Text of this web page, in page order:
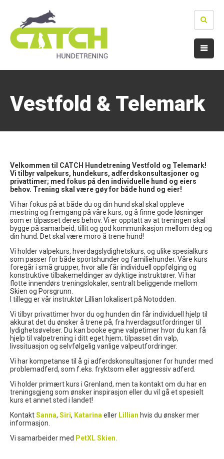
Vestfold & Telemark
Velkommen til CATCH Hundetrening Vestfold og Telemark!
Vi tilbyr valpekurs, hundekurs, adferdskonsultasjoner og
privattimer; med fokus på den individuelle hund og eiers
behov. Trening skal være gøy for både hund og eier!
Vi har fokus på at både du og din hund skal skal oppleve
mestring og fremgang på våre kurs, og å finne gode løsninger
som er tilpasset deres behov. Vi er opptatt av at treningen skal
bygge på samarbeid, tillit og god kommunikasjon mellom deg og
din hund. Det skal være moro å trene hund!
Vi holder valpekurs, hverdagslydighetskurs, og ulike spesialkurs
som passer for både sportshunder og familiehunder. Våre kurs
foregår i små grupper, hvor alle får individuell oppfølging og
konstruktive tilbakemeldinger av dyktige instruktører. Vi har
flotte innendørs treningslokaler, sentralt beliggende mellom
Skien og Porsgrunn.
I tillegg er vår instruktør Lillian lokalisert på Notodden.
Vi tilbyr privattimer hvor du og hunden din får individuell hjelp til
akkurat det du ønsker å trene på, fra hverdagsutfordringer til
lydighetsøvelser. Du kan booke egne valpetimer hvor du kan få
hjelp til valpetrening i ditt eget hjem; tilpasset din valp,
livssituasjon og selvfølgelig vanlige valpeutfordringer.
Vi har kompetanse til å gi adferdskonsultasjoner for hunder med
problemadferd, som f.eks. fryktsom eller aggressiv adferd.
Vi holder primært kurs i Grenland, men ta kontakt om du har en
treningsgjeng som ønsker inspirasjon eller du vil gå et spesielt
kurs et annet sted i landet!
KontaktSanna, Siri, Katarina eller Lillian hvis du ønsker mer
informasjon.
Vi samarbeider med PetXL Skien.